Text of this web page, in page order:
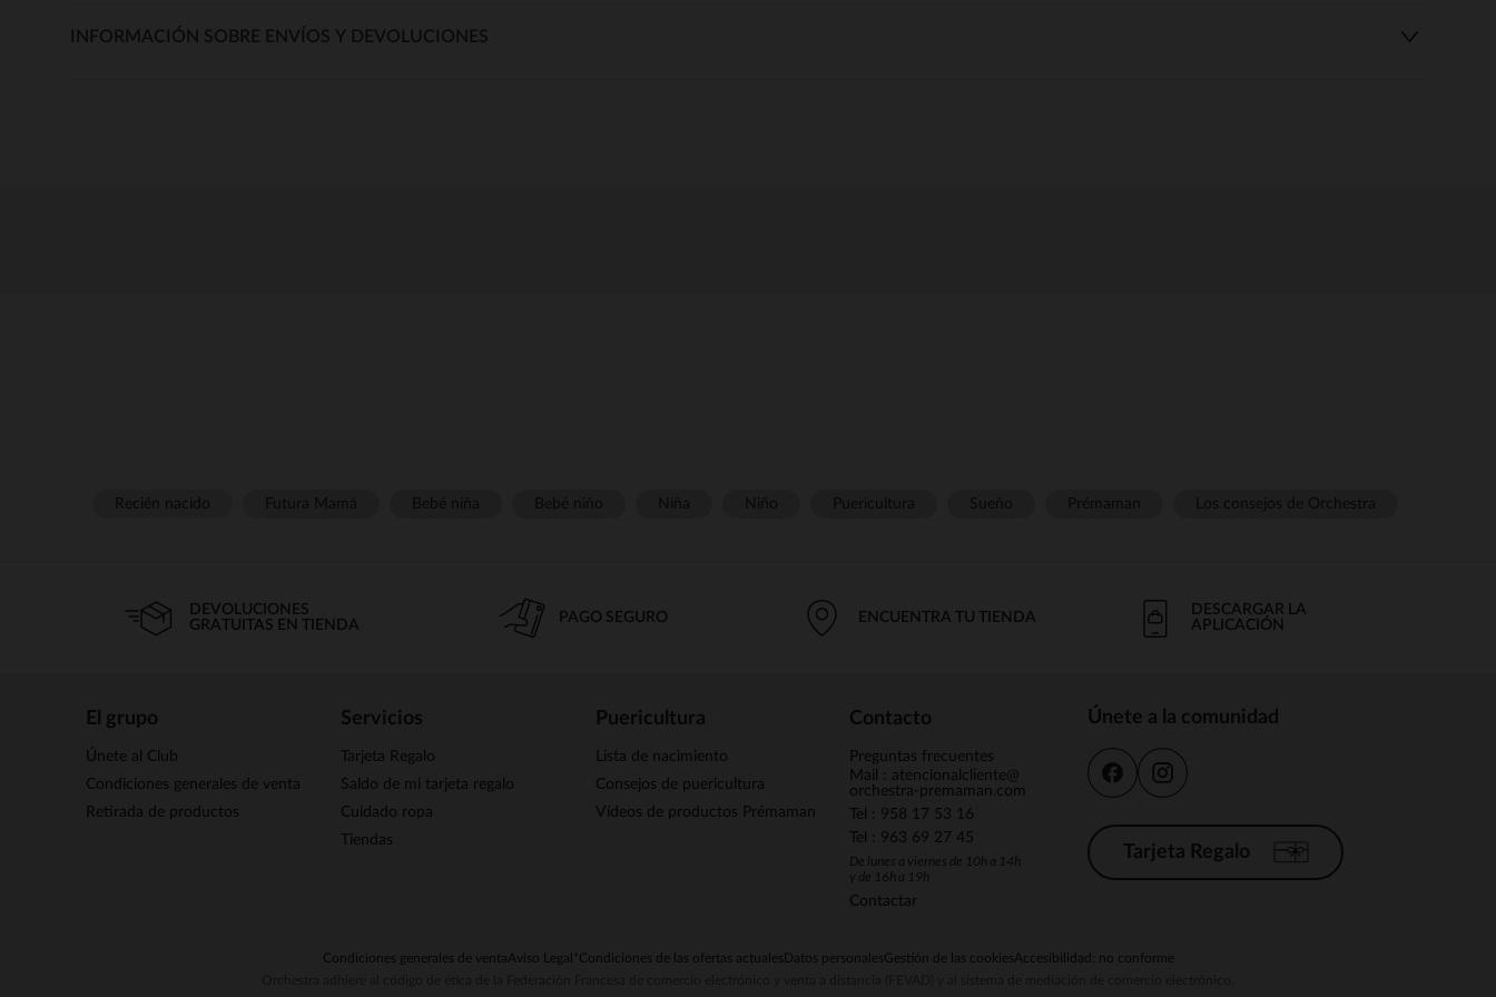
INFORMACIÓN SOBRE ENVÍOS Y DEVOLUCIONES
DEVOLUCIONES
GRATUITAS EN TIENDA
PAGO SEGURO ENCUENTRA TU TIENDA
DESCARGAR LA
APLICACIÓN
El grupo
Únete al Club
Condiciones generales de venta
Retirada de productos
Servicios
Tarjeta Regalo
Saldo de mi tarjeta regalo
Cuidado ropa
Tiendas
Puericultura
Lista de nacimiento
Consejos de puericultura
Vídeos de productos Prémaman
Contacto
Preguntas frecuentes
Mail : atencionalcliente@
orchestra-premaman.com
Tel : 958 17 53 16
Tel : 963 69 27 45
De lunes a viernes de 10h a 14h
y de 16h a 19h
Contactar
Únete a la comunidad
Tarjeta Regalo
Condiciones generales de ventaAviso Legal *Condiciones de las ofertas actuales Datos personalesGestión de las cookiesAccesibilidad: no conforme